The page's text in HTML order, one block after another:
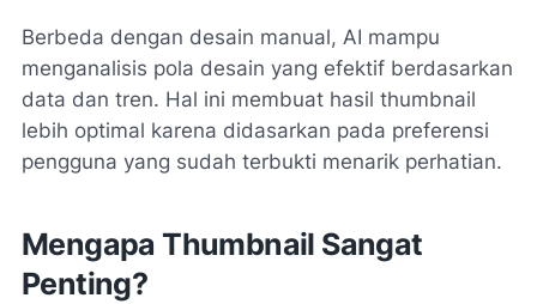
Berbeda dengan desain manual, AI mampu
menganalisis pola desain yang efektif berdasarkan
data dan tren. Hal ini membuat hasil thumbnail
lebih optimal karena didasarkan pada preferensi
pengguna yang sudah terbukti menarik perhatian.
Mengapa Thumbnail Sangat
Penting?